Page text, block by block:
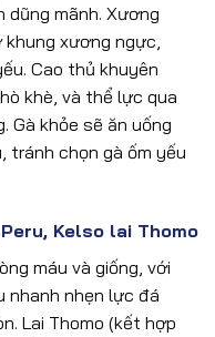
mãnh. Xương
xương ngực,
Cao thủ khuyên
khè, và thể lực qua
Gà khỏe sẽ ăn uống
tránh chọn gà ốm yếu
Kelso lai Thomo
máu và giống, với
nhanh nhẹn lực đá
Lai Thomo (kết hợp